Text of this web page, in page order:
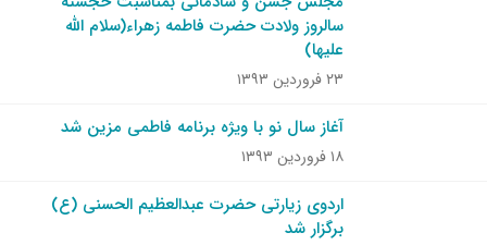
سالروز ولادت حضرت فاطمه زهراء(سلام الله
علیها)
۲۳ فروردین ۱۳۹۳
آغاز سال نو با ویژه برنامه فاطمی مزین شد
۱۸ فروردین ۱۳۹۳
اردوی زیارتی حضرت عبدالعظیم الحسنی (ع)
برگزار شد